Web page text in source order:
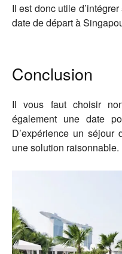
Il est donc utile
date de départ à
Conclusion
Il vous faut choisir
également une date
D’expérience un
une solution raisonnable.